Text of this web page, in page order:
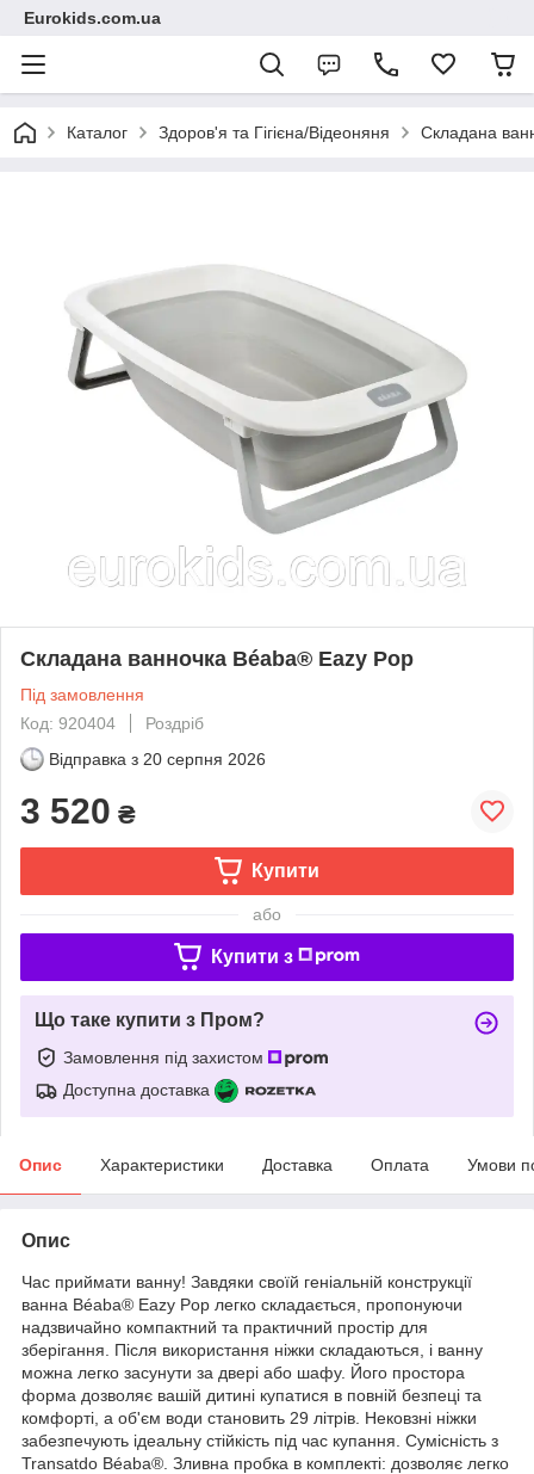
Eurokids.com.ua
Каталог Здоров'я та Гігієна/Відеоняня Складана
Складана ванночка Béaba® Eazy Pop
Під замовлення
Код: 920404
Роздріб
Відправка з 20 серпня 2026
3 520 ₴
Купити
або
Купити з
Що таке купити з Пром?
Замовлення під захистом
Доступна доставка
Опис Характеристики Доставка Оплата Умови
Опис
Час приймати ванну! Завдяки своїй геніальній конструкції
ванна Béaba® Eazy Pop легко складається, пропонуючи
надзвичайно компактний та практичний простір для
зберігання. Після використання ніжки складаються, і ванну
можна легко засунути за двері або шафу. Його простора
форма дозволяє вашій дитині купатися в повній безпеці та
комфорті, а об'єм води становить 29 літрів. Нековзні ніжки
забезпечують ідеальну стійкість під час купання. Сумісність з
Transatdo Béaba®. Зливна пробка в комплекті: дозволяє легко